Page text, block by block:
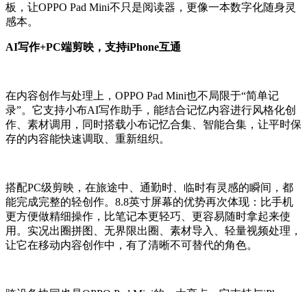
板，让OPPO Pad Mini不只是阅读器，更像一本数字化随身灵
感本。
AI写作+PC端剪映，支持iPhone互通
在内容创作与处理上，OPPO Pad Mini也不局限于“简单记
录”。它支持小布AI写作助手，能结合记忆内容进行风格化创
作、素材调用，同时搭载小布记忆合集、智能合集，让平时保
存的内容能快速调取、重新组织。
搭配PC级剪映，在旅途中、通勤时、临时有灵感的瞬间，都
能完成完整的轻创作。8.8英寸屏幕的优势再次体现：比手机
更方便做精细操作，比笔记本更轻巧、更容易随时拿起来使
用。实况出圈拼图、无界限出圈、素材导入、轻量视频处理，
让它在移动内容创作中，有了清晰不可替代的角色。